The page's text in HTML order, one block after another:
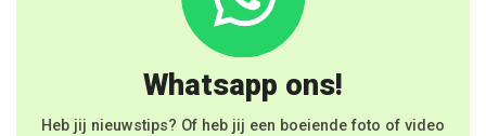
Whatsapp ons!
Heb jij nieuwstips? Of heb jij een boeiende foto of video